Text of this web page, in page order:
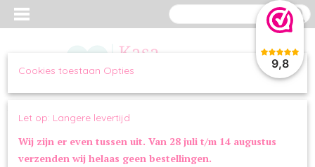
9,8
Inloggen
Home>OVERIG>SPEELGOED>FuzzYard Burrito
Cookies toestaan Opties
Let op: Langere levertijd
Wij zijn er even tussen uit. Van 28 juli t/m 14 augustus
verzenden wij helaas geen bestellingen.